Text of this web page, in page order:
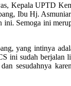
Kepala UPTD
Ibu Hj.
Semoga ini
yang intinya
sudah berjalan
sesudahnya